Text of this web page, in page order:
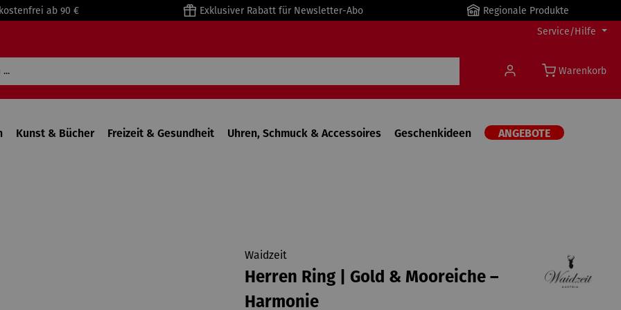
ab 90 € Exklusiver Rabatt für Newsletter-Abo
Regionale Produkte
Service/Hilfe
Warenkorb
Kunst & Bücher Freizeit & Gesundheit Uhren, Schmuck & Accessoires Geschenkideen ANGEBOTE
Waidzeit
Herren Ring | Gold & Mooreiche –
Harmonie